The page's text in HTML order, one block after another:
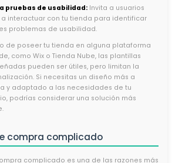
pruebas de usabilidad: Invita a usuarios
a interactuar con tu tienda para identificar
problemas de usabilidad.
de poseer tu tienda en alguna plataforma
como Wix o Tienda Nube, las plantillas
pueden ser útiles, pero limitan la
Si necesitas un diseño más a
y adaptado a las necesidades de tu
podrías considerar una solución más
compra complicado
complicado es una de las razones más